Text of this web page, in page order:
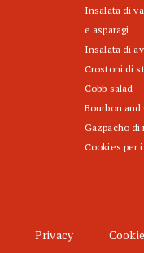
Insalata di
e asparagi
Insalata di
Crostoni di
Cobb salad
Bourbon and
Gazpacho di
Cookies per
Privacy Cookie